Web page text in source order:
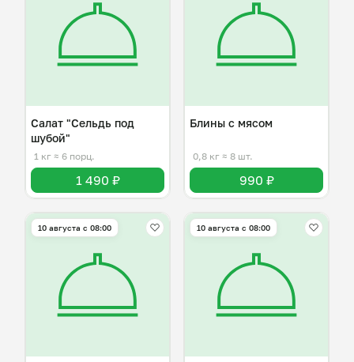
Салат "Сельдь под
шубой"
1 кг ≈ 6 порц.
1 490 ₽
Блины с мясом
0,8 кг ≈ 8 шт.
990 ₽
10 августа с 08:00 10 августа с 08:00